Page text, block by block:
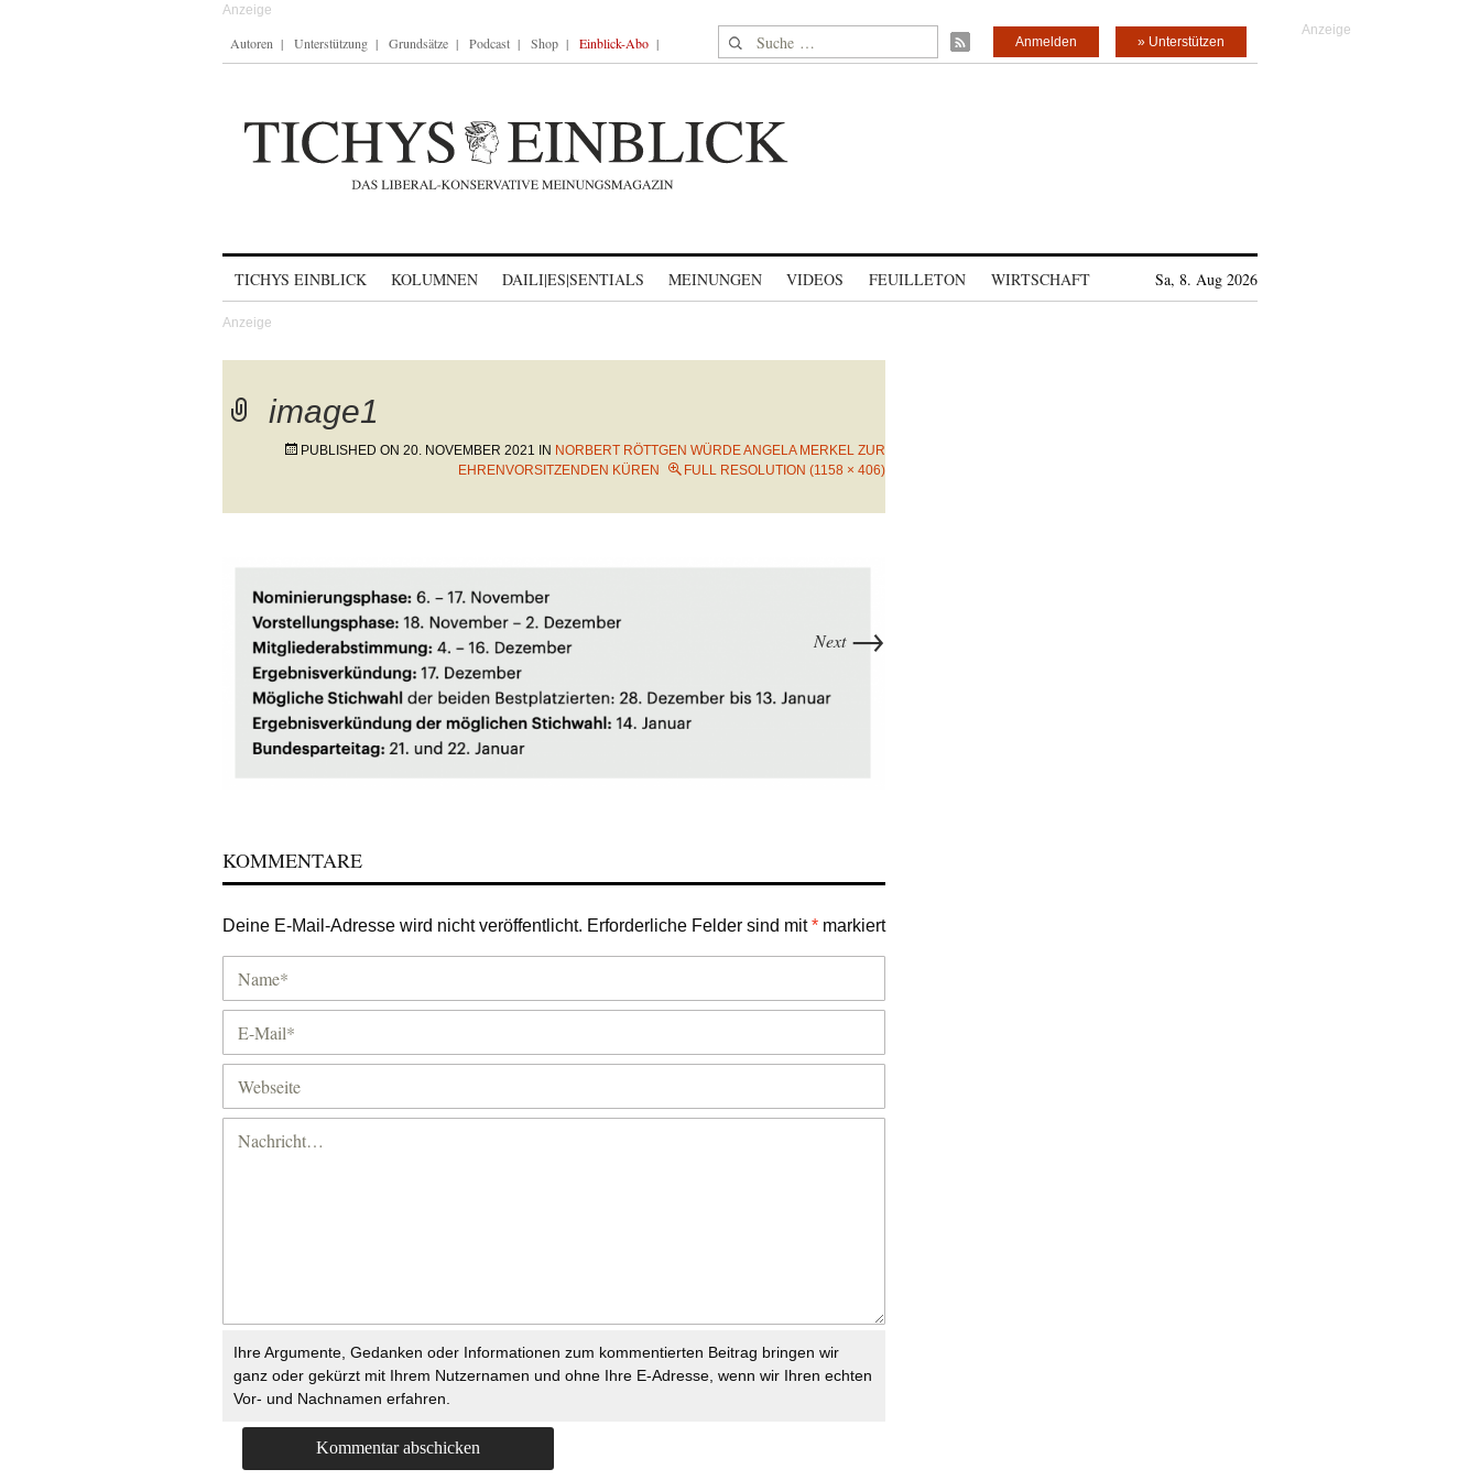
Autoren Unterstützung Grundsätze Podcast Shop Einblick-Abo Suche nach: » Unterstützen
Anmelden
TICHYS EINBLICK KOLUMNEN DAILI|ES|SENTIALS MEINUNGEN VIDEOS FEUILLETON WIRTSCHAFT Sa, 8. Aug 2026
image1
PUBLISHED ON 20. NOVEMBER 2021 IN NORBERT RÖTTGEN WÜRDE ANGELA MERKEL ZUR
EHRENVORSITZENDEN KÜREN
FULL RESOLUTION (1158 × 406)
Next →
KOMMENTARE
Deine E-Mail-Adresse wird nicht veröffentlicht. Erforderliche Felder sind mit* markiert
Ihre Argumente, Gedanken oder Informationen zum kommentierten Beitrag bringen wir
ganz oder gekürzt mit Ihrem Nutzernamen und ohne Ihre E-Adresse, wenn wir Ihren echten
Vor- und Nachnamen erfahren.